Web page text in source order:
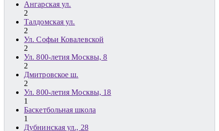
Ангарская ул.
2
Талдомская ул.
2
Ул. Софьи Ковалевской
2
Ул. 800-летия Москвы, 8
2
Дмитровское ш.
2
Ул. 800-летия Москвы, 18
1
Баскетбольная школа
1
Дубнинская ул., 28